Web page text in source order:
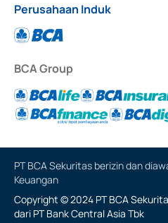
Perusahaan Induk
BCA Group
PT BCA Sekuritas berizin dan
Keuangan
Copyright © 2024 PT BCA
dari PT Bank Central Asia Tbk